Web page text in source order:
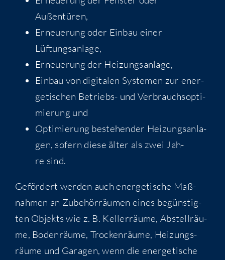
Außentüren,
Erneue­rung oder Ein­bau einer
Lüftungsanlage,
Erneue­rung der Heizungsanlage,
Ein­bau von digi­ta­len Sys­te­men zur ener­
ge­ti­schen Betriebs- und Ver­brauchs­op­ti­
mie­rung und
Opti­mie­rung bestehen­der Hei­zungs­an­la­
gen, sofern die­se älter als zwei Jah­
re sind.
Geför­dert wer­den auch ener­ge­ti­sche Maß­
nah­men an Zube­hör­räu­men eines begüns­tig­
ten Objekts wie z. B. Kel­ler­räu­me, Abstell­räu­
me, Boden­räu­me, Tro­cken­räu­me, Hei­zungs­
räu­me und Gara­gen, wenn die ener­ge­ti­sche